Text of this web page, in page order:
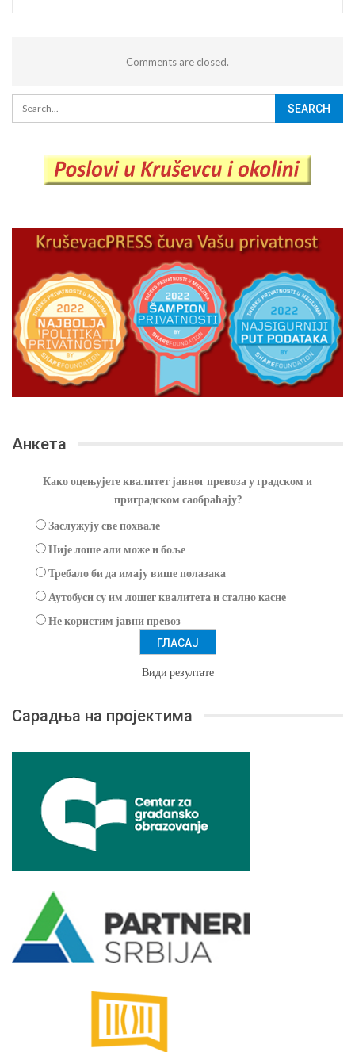
Comments are closed.
Анкета
Како оцењујете квалитет јавног превоза у градском и
приградском саобраћају?
Заслужују све похвале
Није лоше али може и боље
Требало би да имају више полазака
Аутобуси су им лошег квалитета и стално касне
Не користим јавни превоз
Види резултате
Сарадња на пројектима